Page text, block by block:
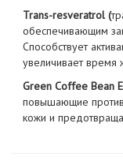
Trans-resveratrol (
обеспечивающим
Способствует
увеличивает время
Green Coffee Bean
повышающие
кожи и